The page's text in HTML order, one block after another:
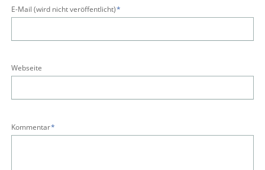
Pflichtfeld
E-Mail (wird nicht veröffentlicht)*
Webseite
Pflichtfeld
Kommentar*